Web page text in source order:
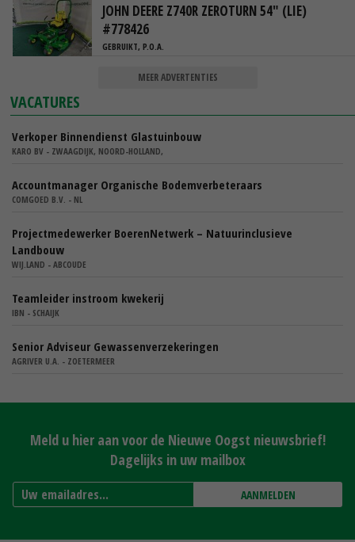
JOHN DEERE Z740R ZEROTURN 54" (LIE)
#778426
GEBRUIKT, P.O.A.
MEER ADVERTENTIES
VACATURES
Verkoper Binnendienst Glastuinbouw
KARO BV - ZWAAGDIJK, NOORD-HOLLAND,
Accountmanager Organische Bodemverbeteraars
COMGOED B.V. - NL
Projectmedewerker BoerenNetwerk – Natuurinclusieve
Landbouw
WIJ.LAND - ABCOUDE
Teamleider instroom kwekerij
IBN - SCHAIJK
Senior Adviseur Gewassenverzekeringen
AGRIVER U.A. - ZOETERMEER
Meld u hier aan voor de Nieuwe Oogst nieuwsbrief!
Dagelijks in uw mailbox
AANMELDEN